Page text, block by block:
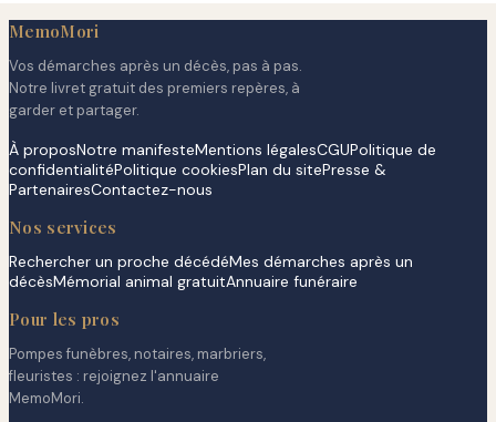
MemoMori
Vos démarches après un décès, pas à pas.
Notre livret gratuit des premiers repères, à
garder et partager.
À proposNotre manifesteMentions légalesCGUPolitique de
confidentialitéPolitique cookiesPlan du sitePresse &
PartenairesContactez-nous
Nos services
Rechercher un proche décédéMes démarches après un
décèsMémorial animal gratuitAnnuaire funéraire
Pour les pros
Pompes funèbres, notaires, marbriers,
fleuristes : rejoignez l'annuaire
MemoMori.